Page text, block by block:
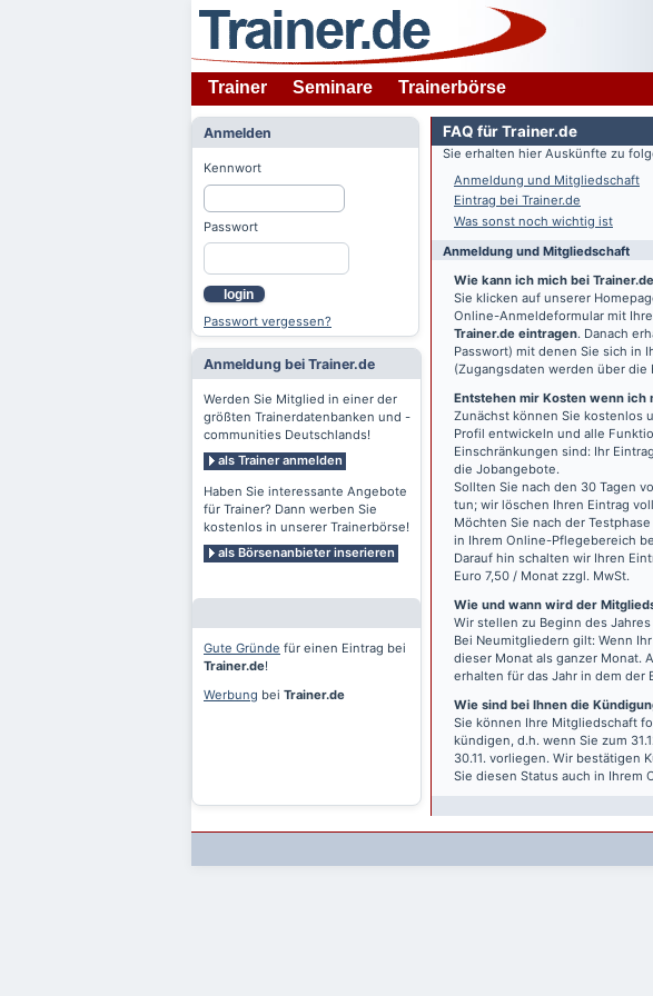
Trainer Seminare Trainerbörse
Anmelden
Kennwort
Passwort
login
Passwort vergessen?
Anmeldung bei Trainer.de
Werden Sie Mitglied in einer der
größten Trainerdatenbanken und -
communities Deutschlands!
als Trainer anmelden
Haben Sie interessante Angebote
für Trainer? Dann werben Sie
kostenlos in unserer Trainerbörse!
als Börsenanbieter inserieren
Gute Gründe für einen Eintrag bei
Trainer.de!
Werbung bei Trainer.de
FAQ für Trainer.de
Sie erhalten hier Auskünfte zu
Anmeldung und Mitgliedschaft
Eintrag bei Trainer.de
Was sonst noch wichtig ist
Anmeldung und Mitgliedschaft
Wie kann ich mich bei
Sie klicken auf unserer
Online-Anmeldeformular mit
Trainer.de eintragen. Danach
Passwort) mit denen Sie sich in
(Zugangsdaten werden über
Entstehen mir Kosten wenn ich
Zunächst können Sie kostenlos
Profil entwickeln und alle
Einschränkungen sind: Ihr
die Jobangebote.
Sollten Sie nach den 30 Tagen
tun; wir löschen Ihren Eintrag
Möchten Sie nach der
in Ihrem Online-Pflegebereich
Darauf hin schalten wir Ihren
Euro 7,50 / Monat zzgl. MwSt.
Wie und wann wird der
Wir stellen zu Beginn des
Bei Neumitgliedern gilt: Wenn
dieser Monat als ganzer Monat.
erhalten für das Jahr in dem
Wie sind bei Ihnen die
Sie können Ihre Mitgliedschaft
kündigen, d.h. wenn Sie zum
30.11. vorliegen. Wir bestätigen
Sie diesen Status auch in Ihrem